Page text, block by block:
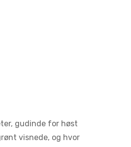
gudinde for høst
visnede, og hvor